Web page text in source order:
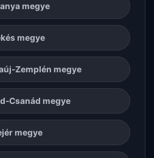
megye
megye
Zemplén megye
Csanád megye
megye